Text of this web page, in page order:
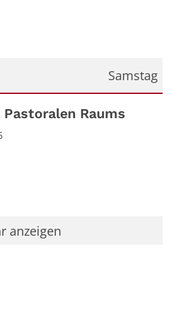
Samstag
2026
Raums
anzeigen